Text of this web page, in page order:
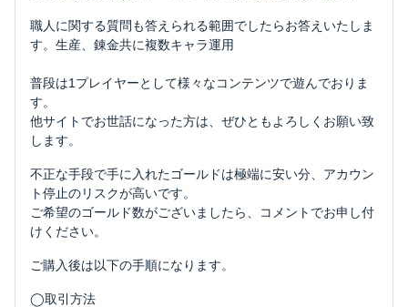
職人に関する質問も答えられる範囲でしたらお答えいたしま
す。生産、錬金共に複数キャラ運用
普段は1プレイヤーとして様々なコンテンツで遊んでおりま
す。
他サイトでお世話になった方は、ぜひともよろしくお願い致
します。
不正な手段で手に入れたゴールドは極端に安い分、アカウン
ト停止のリスクが高いです。
ご希望のゴールド数がございましたら、コメントでお申し付
けください。
ご購入後は以下の手順になります。
◯取引方法